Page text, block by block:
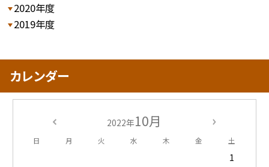
2020年度
2019年度
カレンダー
2022年10月
日 月 火 水 木 金 土
1